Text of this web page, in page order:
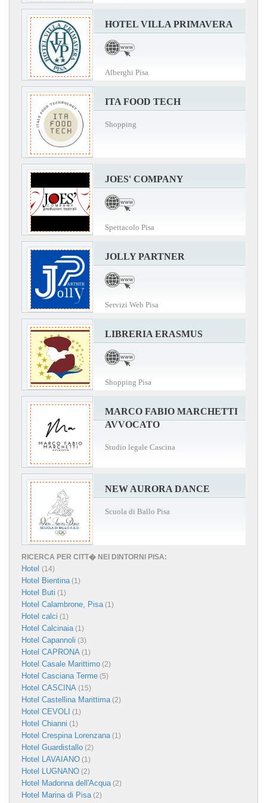
HOTEL VILLA PRIMAVERA
Alberghi Pisa
ITA FOOD TECH
Shopping
JOES' COMPANY
Spettacolo Pisa
JOLLY PARTNER
Servizi Web Pisa
LIBRERIA ERASMUS
Shopping Pisa
MARCO FABIO MARCHETTI
AVVOCATO
Studio legale Cascina
NEW AURORA DANCE
Scuola di Ballo Pisa
RICERCA PER CITT� NEI DINTORNI PISA:
Hotel (14)
Hotel Bientina(1)
Hotel Buti (1)
Hotel Calambrone, Pisa(1)
Hotel calci (1)
Hotel Calcinaia(1)
Hotel Capannoli (3)
Hotel CAPRONA (1)
Hotel Casale Marittimo (2)
Hotel Casciana Terme (5)
Hotel CASCINA (15)
Hotel Castellina Marittima(2)
Hotel CEVOLI (1)
Hotel Chianni (1)
Hotel Crespina Lorenzana(1)
Hotel Guardistallo (2)
Hotel LAVAIANO (1)
Hotel LUGNANO (2)
Hotel Madonna dell'Acqua(2)
Hotel Marina di Pisa(2)